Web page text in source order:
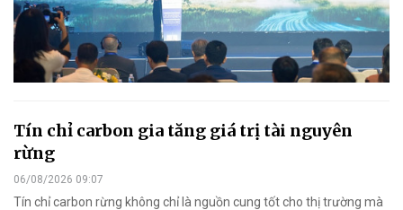
Tín chỉ carbon gia tăng giá trị tài nguyên
rừng
06/08/2026 09:07
Tín chỉ carbon rừng không chỉ là nguồn cung tốt cho thị trường mà